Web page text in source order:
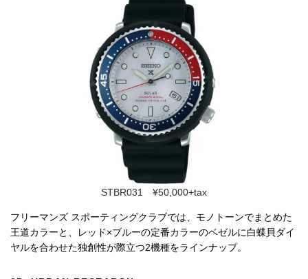
STBR031 ¥50,000+tax
フリーマンズ スポーティングクラブでは、モノトーンでまとめた
王道カラーと、レッド×ブルーの定番カラーのベゼルに白蝶貝ダイ
ヤルを合わせた独創性が際立つ2機種をラインナップ。